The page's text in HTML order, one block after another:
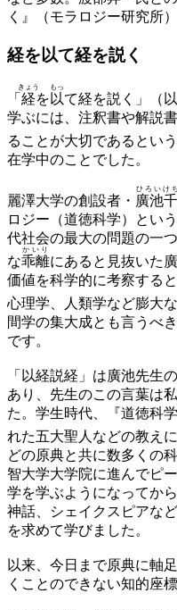
く』（モラロジー研究所
経を以て経を説く
「 経
きょう
を 以
もっ
て経を説く」（
学ぶには、注釈書や解説
ることが大切であるとい
在学中のことでした。
麗澤大学の創設者・ 廣池
ひろいけ
ロジー（道徳科学）とい
代社会の最大の問題の一
な乖離
かいり
にあると見抜いた
価値を科学的に考察する
心理学、人類学など膨大
間学の集大成とも言うべ
です。
「以経説経」は廣池先生
あり、先生のこの言葉は
た。学生時代、『道徳科
れた五大聖人などの教えに
どの原典と共に数多くの
智大学大学院に進んでピ
学を学ぶようになってか
神話、シェイクスピアな
を求めて学びました。
以来、今日まで原典に軸
くことのできない知的座